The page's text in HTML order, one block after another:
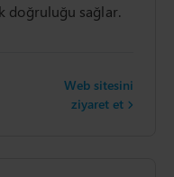
doğruluğu sağlar.
Web sitesini
ziyaret et